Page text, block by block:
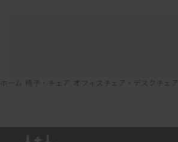
ホーム 椅子・チェア オフィスチェア・デスクチェア